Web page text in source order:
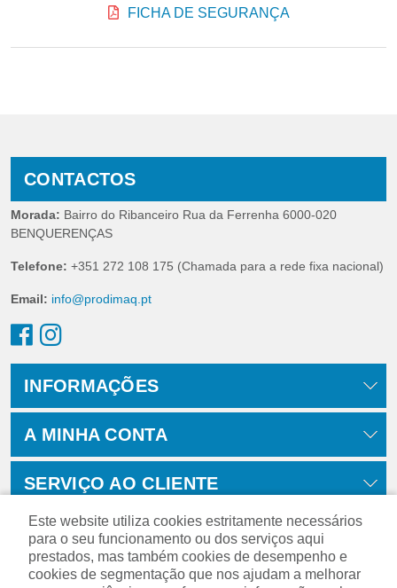
FICHA DE SEGURANÇA
CONTACTOS
Morada: Bairro do Ribanceiro Rua da Ferrenha 6000-020
BENQUERENÇAS
Telefone: +351 272 108 175 (Chamada para a rede fixa nacional)
Email: info@prodimaq.pt
INFORMAÇÕES
A MINHA CONTA
SERVIÇO AO CLIENTE
Este website utiliza cookies estritamente necessários
para o seu funcionamento ou dos serviços aqui
prestados, mas também cookies de desempenho e
cookies de segmentação que nos ajudam a melhorar